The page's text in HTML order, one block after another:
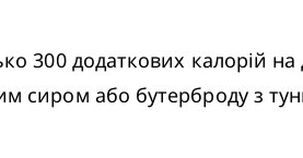
300 додаткових калорій
сиром або бутерброду з